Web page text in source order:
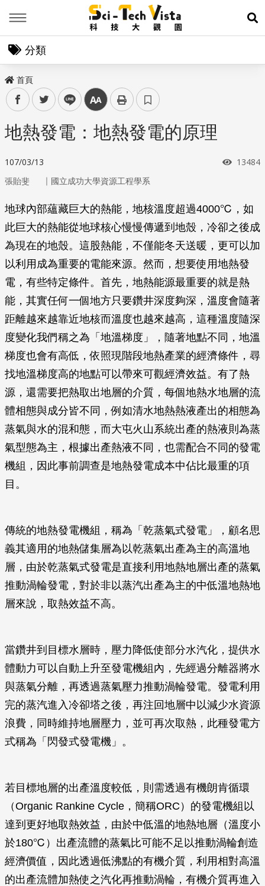
展
分類
首頁
facebooktwitter line 中
地熱發電：地熱發電的原理
107/03/13 瀏覽次
13484
張貽斐 ｜ 國立成功大學資源工程學系
地球內部蘊藏巨大的熱能，地核溫度超過4000℃，如
此巨大的熱能從地球核心慢慢傳遞到地殼，冷卻之後成
為現在的地殼。這股熱能，不僅能冬天送暖，更可以加
以利用成為重要的電能來源。然而，想要使用地熱發
電，有些特定條件。首先，地熱能源最重要的就是熱
能，其實任何一個地方只要鑽井深度夠深，溫度會隨著
距離越來越靠近地核而溫度也越來越高，這種溫度隨深
度變化我們稱之為「地溫梯度」，隨著地點不同，地溫
梯度也會有高低，依照現階段地熱產業的經濟條件，尋
找地溫梯度高的地點可以帶來可觀經濟效益。有了熱
源，還需要把熱取出地層的介質，每個地熱水地層的流
體相態與成分皆不同，例如清水地熱熱液產出的相態為
蒸氣與水的混和態，而大屯火山系統出產的熱液則為蒸
氣型態為主，根據出產熱液不同，也需配合不同的發電
機組，因此事前調查是地熱發電成本中佔比最重的項
目。
傳統的地熱發電機組，稱為「乾蒸氣式發電」，顧名思
義其適用的地熱儲集層為以乾蒸氣出產為主的高溫地
層，由於乾蒸氣式發電是直接利用地熱地層出產的蒸氣
推動渦輪發電，對於非以蒸汽出產為主的中低溫地熱地
層來說，取熱效益不高。
當鑽井到目標水層時，壓力降低使部分水汽化，提供水
體動力可以自動上升至發電機組內，先經過分離器將水
與蒸氣分離，再透過蒸氣壓力推動渦輪發電。發電利用
完的蒸汽進入冷卻塔之後，再注回地層中以減少水資源
浪費，同時維持地層壓力，並可再次取熱，此種發電方
式稱為「閃發式發電機」。
若目標地層的出產溫度較低，則需透過有機朗肯循環
（Organic Rankine Cycle，簡稱ORC）的發電機組以
達到更好地取熱效益，由於中低溫的地熱地層（溫度小
於180℃）出產流體的蒸氣比可能不足以推動渦輪創造
經濟價值，因此透過低沸點的有機介質，利用相對高溫
的出產流體加熱使之汽化再推動渦輪，有機介質再進入